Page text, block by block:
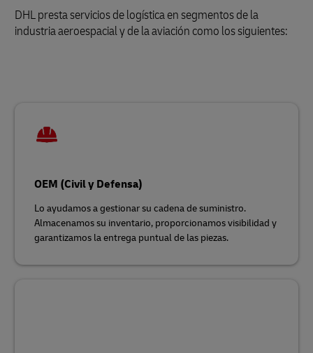
DHL presta servicios de logística en segmentos de la
industria aeroespacial y de la aviación como los siguientes:
OEM (Civil y Defensa)
Lo ayudamos a gestionar su cadena de suministro.
Almacenamos su inventario, proporcionamos visibilidad y
garantizamos la entrega puntual de las piezas.